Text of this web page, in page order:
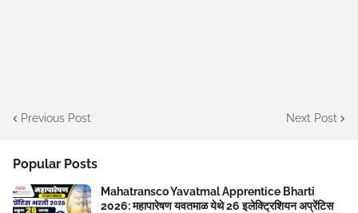
Previous Post Next Post
Popular Posts
Mahatransco Yavatmal Apprentice Bharti
2026: महापारेषण यवतमाळ येथे 26 इलेक्ट्रिशियन अप्रेंटिस